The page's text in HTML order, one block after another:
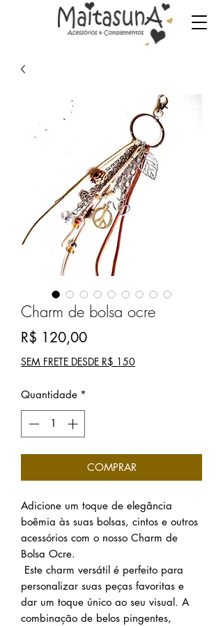
Charm de bolsa ocre
R$ 120,00Preço
SEM FRETE DESDE R$ 150
Quantidade *
COMPRAR
Adicione um toque de elegância
boêmia às suas bolsas, cintos e outros
acessórios com o nosso Charm de
Bolsa Ocre.
Este charm versátil é perfeito para
personalizar suas peças favoritas e
dar um toque único ao seu visual. A
combinação de belos pingentes,